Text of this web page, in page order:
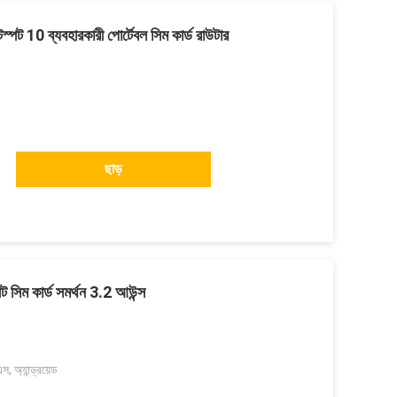
10 ব্যবহারকারী পোর্টেবল সিম কার্ড রাউটার
ছাড়
সিম কার্ড সমর্থন 3.2 আউন্স
অ্যান্ড্রয়েড